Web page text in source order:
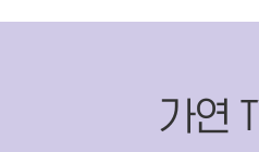
가연